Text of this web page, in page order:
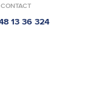
CONTACT
13 36 324